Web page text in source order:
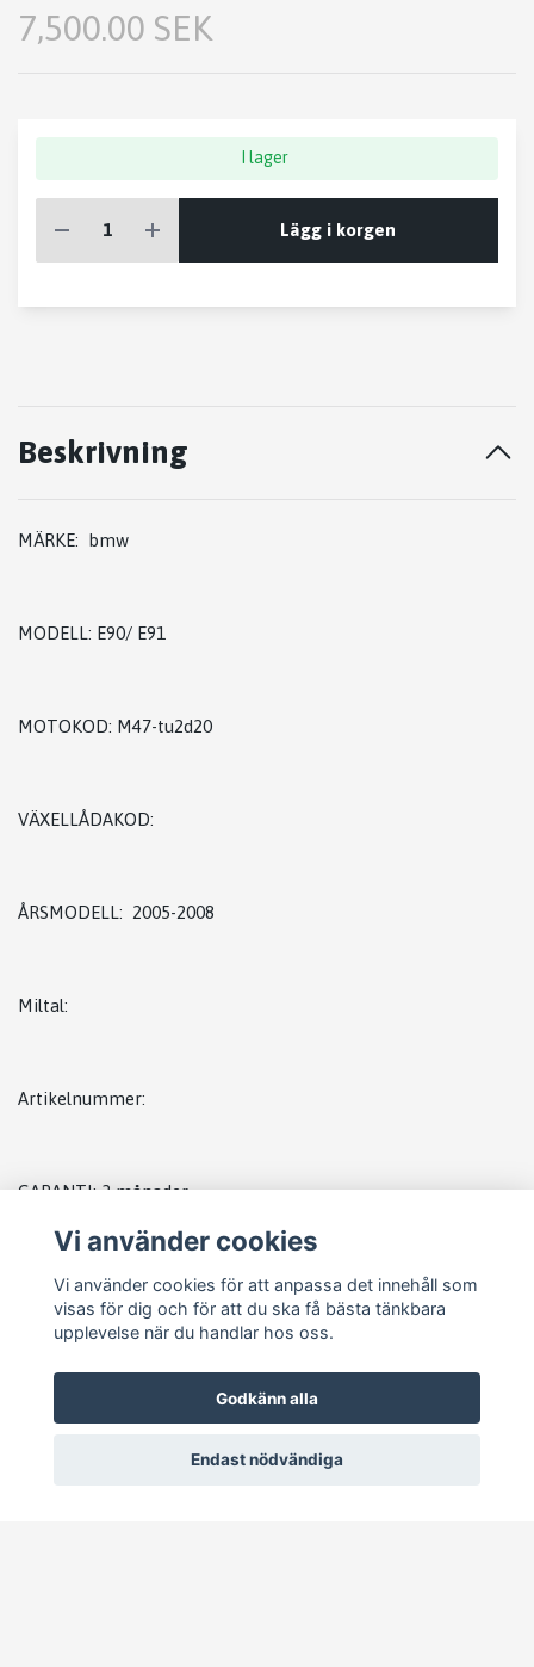
7,500.00 SEK
I lager
Lägg i korgen
Beskrivning
MÄRKE: bmw
MODELL: E90/ E91
MOTOKOD: M47-tu2d20
VÄXELLÅDAKOD:
ÅRSMODELL: 2005-2008
Miltal:
Artikelnummer:
GARANTI: 3 månader
lagerplats J3
Vi använder cookies
Vi använder cookies för att anpassa det innehåll som
visas för dig och för att du ska få bästa tänkbara
upplevelse när du handlar hos oss.
Godkänn alla
Endast nödvändiga